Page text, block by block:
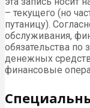
– текущего (но
путаницу).
обслуживания,
обязательства
денежных
финансовые